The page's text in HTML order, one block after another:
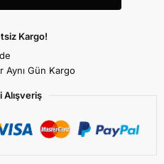
Kargo!
Aynı Gün Kargo
Alışveriş